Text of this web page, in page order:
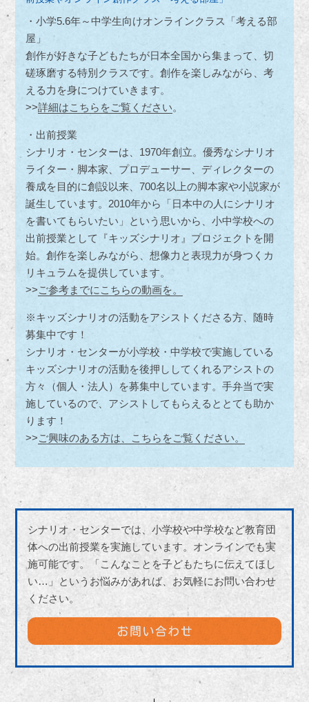
・小学5.6年～中学生向けオンラインクラス「考える部
屋」
創作が好きな子どもたちが日本全国から集まって、切
磋琢磨する特別クラスです。創作を楽しみながら、考
える力を身につけていきます。
>>詳細はこちらをご覧ください。
・出前授業
シナリオ・センターは、1970年創立。優秀なシナリオ
ライター・脚本家、プロデューサー、ディレクターの
養成を目的に創設以来、700名以上の脚本家や小説家が
誕生しています。2010年から「日本中の人にシナリオ
を書いてもらいたい」という思いから、小中学校への
出前授業として『キッズシナリオ』プロジェクトを開
始。創作を楽しみながら、想像力と表現力が身つくカ
リキュラムを提供しています。
>>ご参考までにこちらの動画を。
※キッズシナリオの活動をアシストくださる方、随時
募集中です！
シナリオ・センターが小学校・中学校で実施している
キッズシナリオの活動を後押ししてくれるアシストの
方々（個人・法人）を募集中しています。手弁当で実
施しているので、アシストしてもらえるととても助か
ります！
>>ご興味のある方は、こちらをご覧ください。
シナリオ・センターでは、小学校や中学校など教育団
体への出前授業を実施しています。オンラインでも実
施可能です。「こんなことを子どもたちに伝えてほし
い…」というお悩みがあれば、お気軽にお問い合わせ
ください。